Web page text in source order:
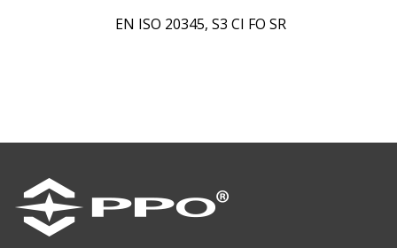
EN ISO 20345, S3 CI FO SR